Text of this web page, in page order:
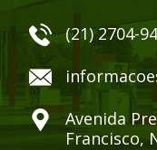
(21) 2704-
Avenida
Francisco,